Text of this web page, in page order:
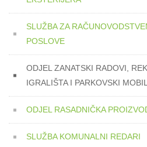
SLUŽBA ZA
POSLOVE
ODJEL ZANATSKI RADOVI,
IGRALIŠTA I PARKOVSKI
ODJEL RASADNIČKA
SLUŽBA KOMUNALNI REDARI